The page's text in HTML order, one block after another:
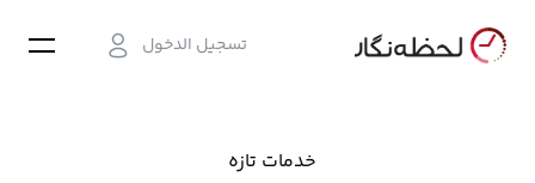
تسجيل الدخول
خدمات تازه